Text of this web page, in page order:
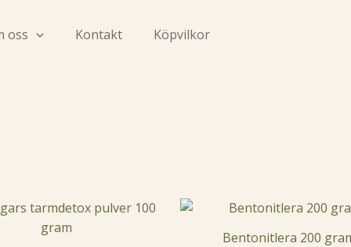
oss Kontakt Köpvilkor
Bentonitlera 200